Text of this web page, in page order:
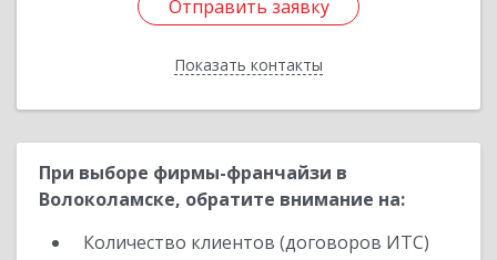
Отправить заявку
Показать контакты
Отправить заявку
Назад
При выборе фирмы-франчайзи в
Волоколамске, обратите внимание на:
Количество клиентов (договоров ИТС)